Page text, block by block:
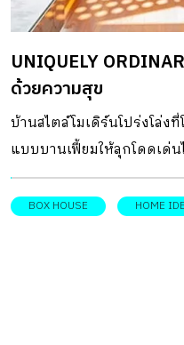
UNIQUELY
ด้วยความสุข
บ้านสไตล์โมเดิร์นโปร่งโล่ง
แบบบานเฟี้ยมให้ลุกโดดเด่
ปลอดภัย
BOX HOUSE HOME